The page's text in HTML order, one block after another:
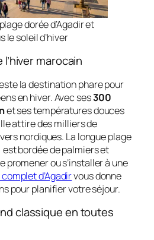
dorée d’Agadir et
le soleil d’hiver
marocain
la destination phare pour
en hiver. Avec ses300
et ses températures douces
attire des milliers de
nordiques. La longue plage
est bordée de palmiers et
promener ou s’installer à une
d’Agadirvous donne
pour planifier votre séjour.
classique en toutes